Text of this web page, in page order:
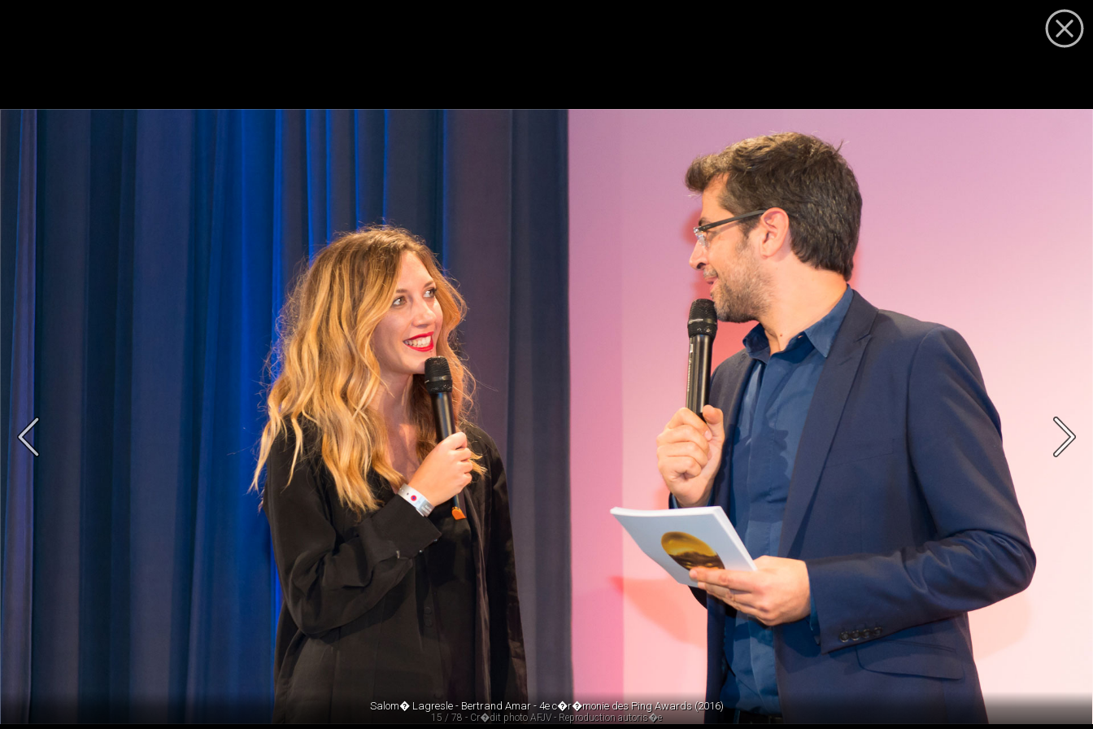
Salom� Lagresle - Bertrand Amar - 4e c�r�monie des Ping Awards (2016)
15 / 78 - Cr�dit photo AFJV - Reproduction autoris�e